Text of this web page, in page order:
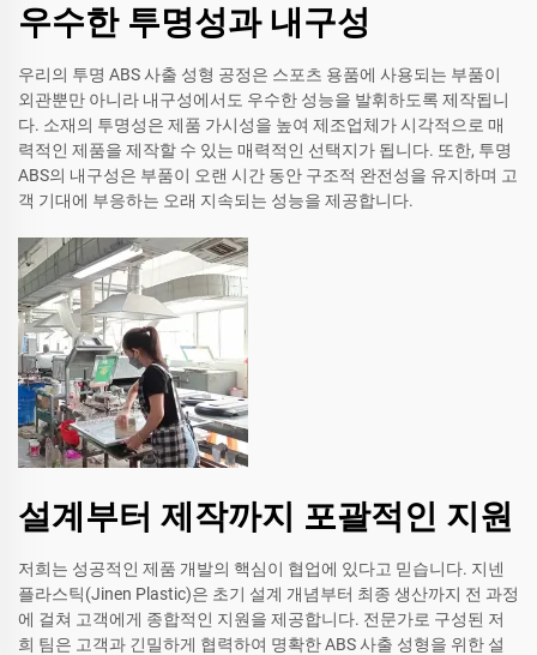
우수한 투명성과 내구성
우리의 투명 ABS 사출 성형 공정은 스포츠 용품에 사용되는 부품이
외관뿐만 아니라 내구성에서도 우수한 성능을 발휘하도록 제작됩니
다. 소재의 투명성은 제품 가시성을 높여 제조업체가 시각적으로 매
력적인 제품을 제작할 수 있는 매력적인 선택지가 됩니다. 또한, 투명
ABS의 내구성은 부품이 오랜 시간 동안 구조적 완전성을 유지하며 고
객 기대에 부응하는 오래 지속되는 성능을 제공합니다.
설계부터 제작까지 포괄적인 지원
저희는 성공적인 제품 개발의 핵심이 협업에 있다고 믿습니다. 지넨
플라스틱(Jinen Plastic)은 초기 설계 개념부터 최종 생산까지 전 과정
에 걸쳐 고객에게 종합적인 지원을 제공합니다. 전문가로 구성된 저
희 팀은 고객과 긴밀하게 협력하여 명확한 ABS 사출 성형을 위한 설